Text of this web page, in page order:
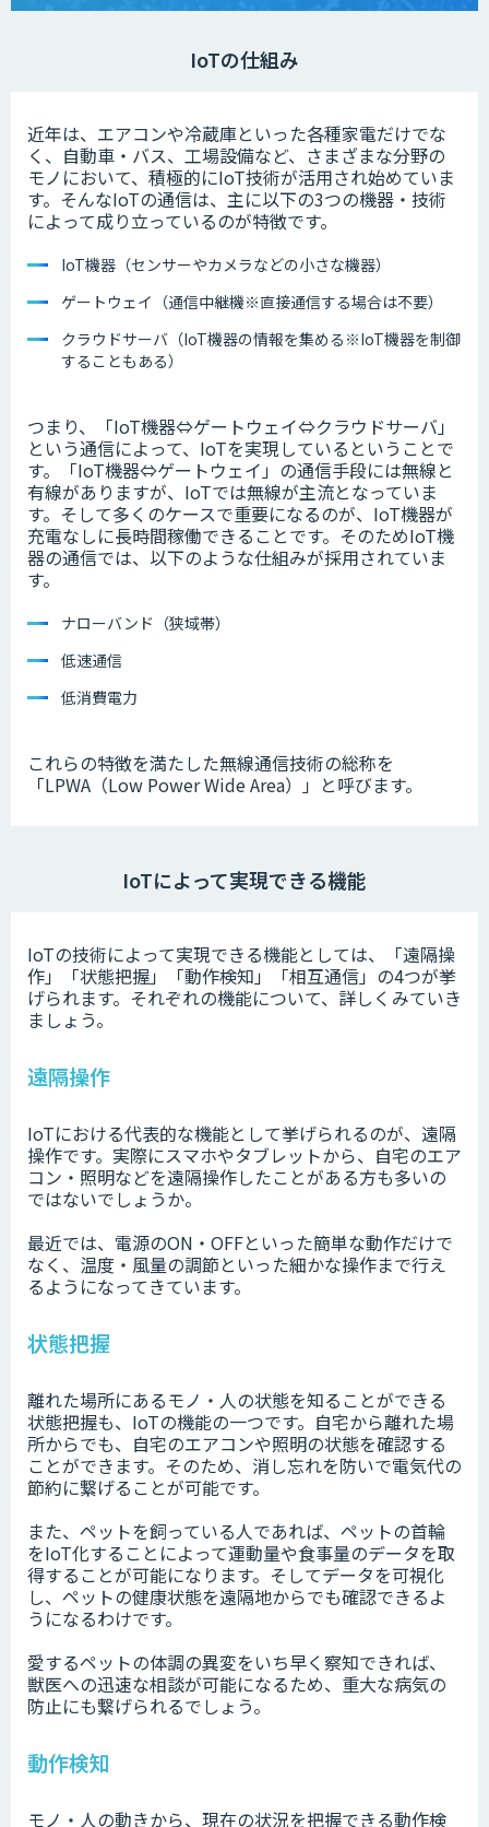
IoTの仕組み
近年は、エアコンや冷蔵庫といった各種家電だけでな
く、自動車・バス、工場設備など、さまざまな分野の
モノにおいて、積極的にIoT技術が活用され始めていま
す。そんなIoTの通信は、主に以下の3つの機器・技術
によって成り立っているのが特徴です。
IoT機器（センサーやカメラなどの小さな機器）
ゲートウェイ（通信中継機※直接通信する場合は不要）
クラウドサーバ（IoT機器の情報を集める※IoT機器を制御
することもある）
つまり、「IoT機器⇔ゲートウェイ⇔クラウドサーバ」
という通信によって、IoTを実現しているということで
す。「IoT機器⇔ゲートウェイ」の通信手段には無線と
有線がありますが、IoTでは無線が主流となっていま
す。そして多くのケースで重要になるのが、IoT機器が
充電なしに長時間稼働できることです。そのためIoT機
器の通信では、以下のような仕組みが採用されていま
す。
ナローバンド（狭域帯）
低速通信
低消費電力
これらの特徴を満たした無線通信技術の総称を
「LPWA（Low Power Wide Area）」と呼びます。
IoTによって実現できる機能
IoTの技術によって実現できる機能としては、「遠隔操
作」「状態把握」「動作検知」「相互通信」の4つが挙
げられます。それぞれの機能について、詳しくみていき
ましょう。
遠隔操作
IoTにおける代表的な機能として挙げられるのが、遠隔
操作です。実際にスマホやタブレットから、自宅のエア
コン・照明などを遠隔操作したことがある方も多いの
ではないでしょうか。
最近では、電源のON・OFFといった簡単な動作だけで
なく、温度・風量の調節といった細かな操作まで行え
るようになってきています。
状態把握
離れた場所にあるモノ・人の状態を知ることができる
状態把握も、IoTの機能の一つです。自宅から離れた場
所からでも、自宅のエアコンや照明の状態を確認する
ことができます。そのため、消し忘れを防いで電気代の
節約に繋げることが可能です。
また、ペットを飼っている人であれば、ペットの首輪
をIoT化することによって運動量や食事量のデータを取
得することが可能になります。そしてデータを可視化
し、ペットの健康状態を遠隔地からでも確認できるよ
うになるわけです。
愛するペットの体調の異変をいち早く察知できれば、
獣医への迅速な相談が可能になるため、重大な病気の
防止にも繋げられるでしょう。
動作検知
モノ・人の動きから、現在の状況を把握できる動作検